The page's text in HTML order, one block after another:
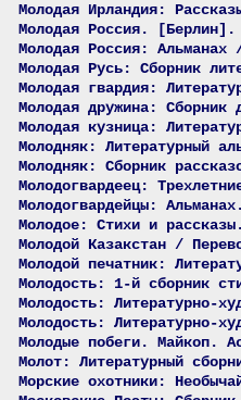
Молодая Ирландия:
Молодая Россия. [Берлин].
Молодая Россия:
Молодая Русь: Сборник
Молодая гвардия:
Молодая дружина:
Молодая кузница:
Молодняк: Литературный
Молодняк: Сборник
Молодогвардеец:
Молодогвардейцы:
Молодое: Стихи и
Молодой Казакстан /
Молодой печатник:
Молодость: 1-й сборник
Молодость: Литературно-
Молодость: Литературно-
Молодые побеги. Майкоп.
Молот: Литературный
Морские охотники: